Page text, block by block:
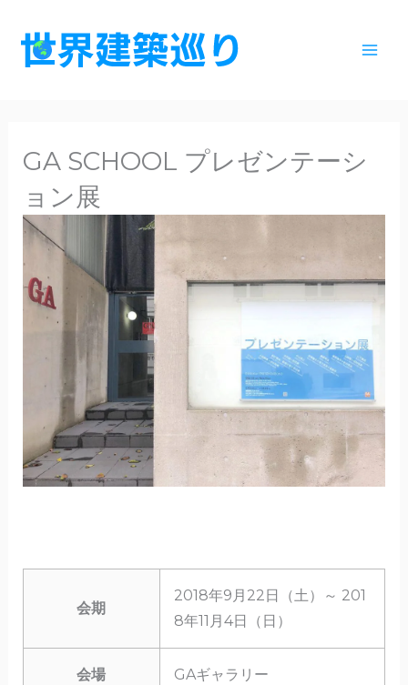
GA SCHOOL プレゼンテーシ
ョン展
会期
2018年9月22日（土）～ 201
8年11月4日（日）
会場 GAギャラリー